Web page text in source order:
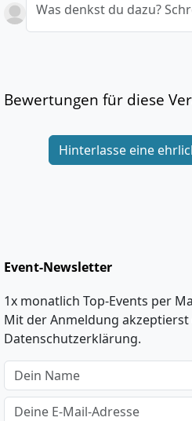
Was denkst du dazu?
Bewertungen für diese
Hinterlasse eine
Event-Newsletter
1x monatlich Top-Events per
Mit der Anmeldung
Datenschutzerklärung.